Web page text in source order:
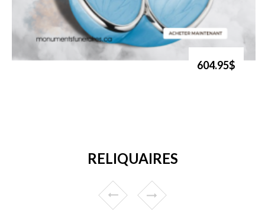
604.95$
RELIQUAIRES